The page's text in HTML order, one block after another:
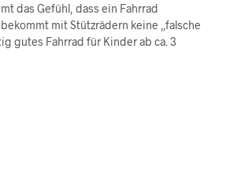
das Gefühl, dass ein Fahrrad
mit Stützrädern keine „falsche
gutes Fahrrad für Kinder ab ca. 3